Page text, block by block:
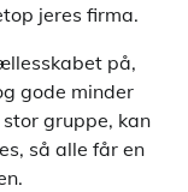
jeres firma.
på,
gode minder
gruppe, kan
så alle får en